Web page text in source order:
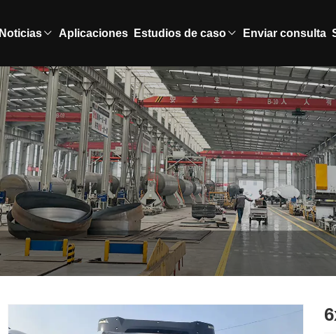
Noticias Aplicaciones Estudios de caso Enviar consulta